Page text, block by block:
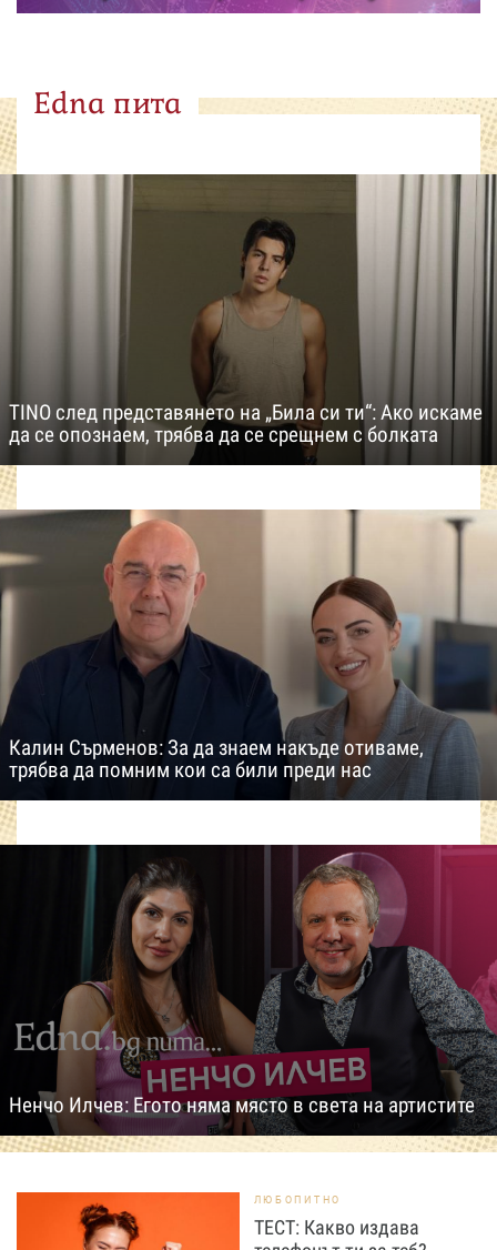
Edna пита
TINO след представянето на „Била си ти“: Ако искаме
да се опознаем, трябва да се срещнем с болката
Калин Сърменов: За да знаем накъде отиваме,
трябва да помним кои са били преди нас
Ненчо Илчев: Егото няма място в света на артистите
ЛЮБОПИТНО
ТЕСТ: Какво издава